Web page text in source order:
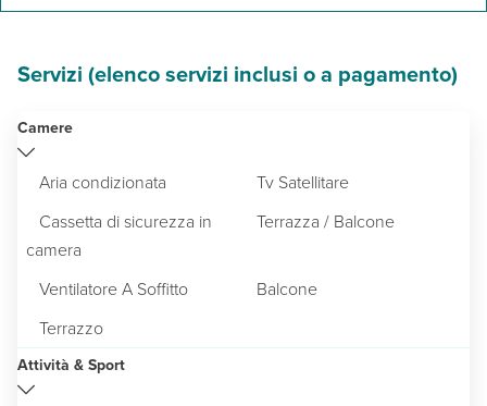
Servizi (elenco servizi inclusi o a pagamento)
Camere
Aria condizionata
Tv Satellitare
Cassetta di sicurezza in
camera
Terrazza / Balcone
Ventilatore A Soffitto
Balcone
Terrazzo
Attività & Sport